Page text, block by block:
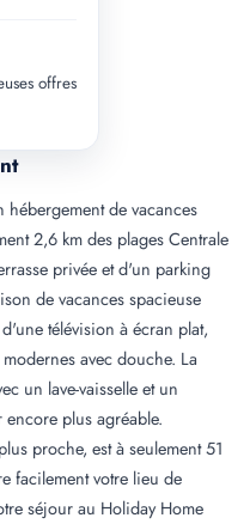
de vacances
2,6 km des plages Centrale
privée et d'un parking
de vacances spacieuse
télévision à écran plat,
avec douche. La
un lave-vaisselle et un
plus agréable.
proche, est à seulement 51
facilement votre lieu de
séjour au Holiday Home
offres